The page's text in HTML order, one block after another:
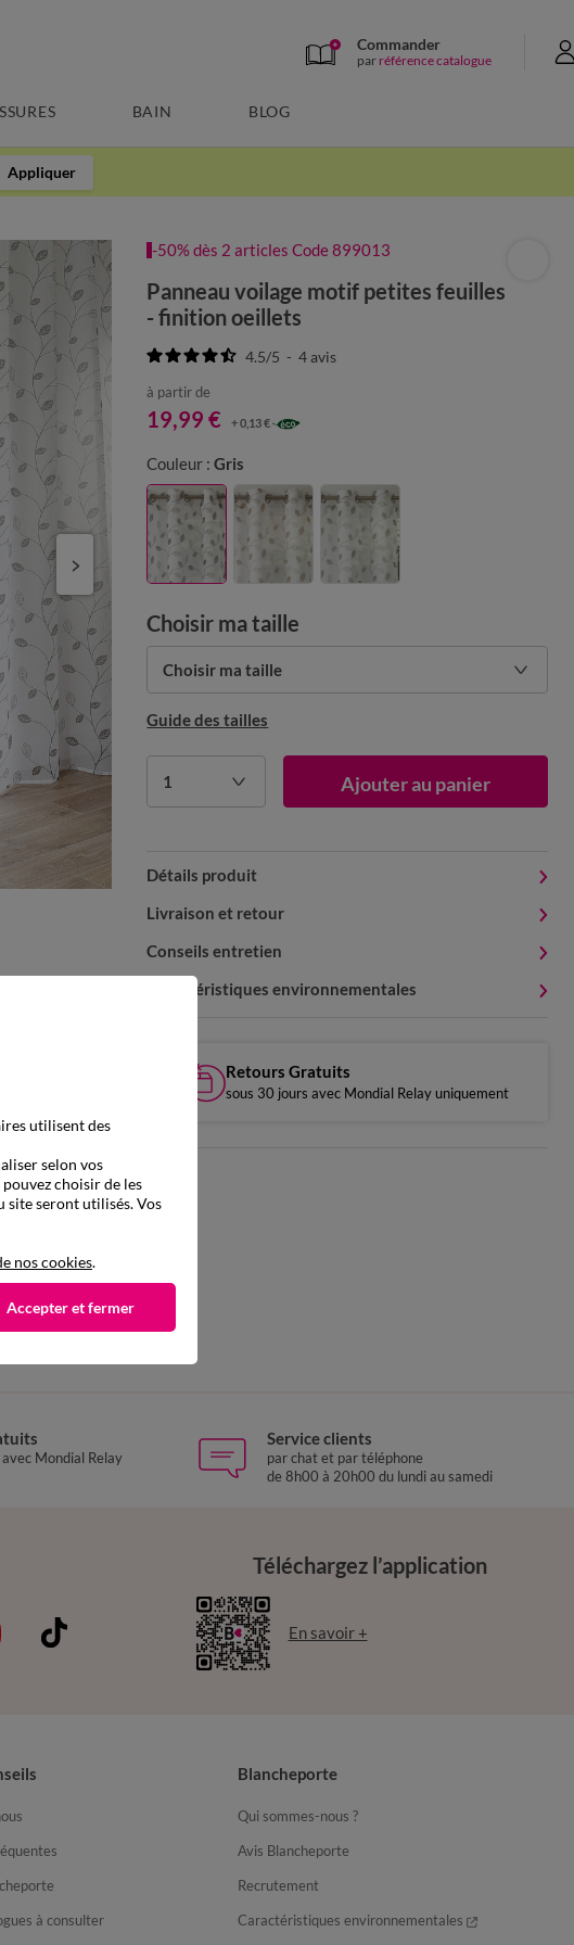
Commander
par référence catalogue
BAIN BLOG
Appliquer
-50% dès 2 articles Code 899013
Panneau voilage motif petites feuilles
- finition oeillets
4.5/5 - 4avis
à partir de
19,99 € + 0,13 €
Couleur : Gris
Choisir ma taille
Choisir ma taille
Guide des tailles
1 Ajouter au panier
Détails produit
Livraison et retour
Conseils entretien
Caractéristiques environnementales
Retours Gratuits
sous 30 jours avec Mondial Relay uniquement
Mondial Relay
Service clients
par chat et par téléphone
de 8h00 à 20h00 du lundi au samedi
Téléchargez l’application
En savoir +
à consulter
Blancheporte
Qui sommes-nous ?
Avis Blancheporte
Recrutement
Caractéristiques environnementales
utilisent des
selon vos
choisir de les
site seront utilisés. Vos
nos cookies.
Accepter et fermer